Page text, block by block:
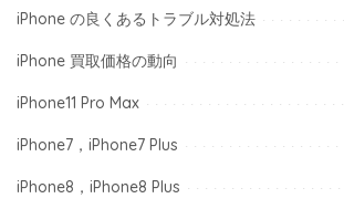
iPhone の良くあるトラブル対処法
iPhone 買取価格の動向
iPhone11 Pro Max
iPhone7，iPhone7 Plus
iPhone8，iPhone8 Plus